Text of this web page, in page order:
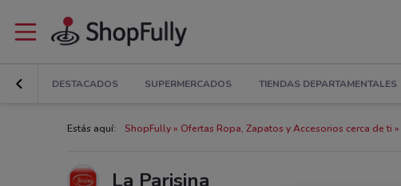
DESTACADOS SUPERMERCADOS TIENDAS DEPARTAMENTALES
Estás aquí: ShopFully Ofertas Ropa, Zapatos y Accesorios cerca de ti
La Parisina